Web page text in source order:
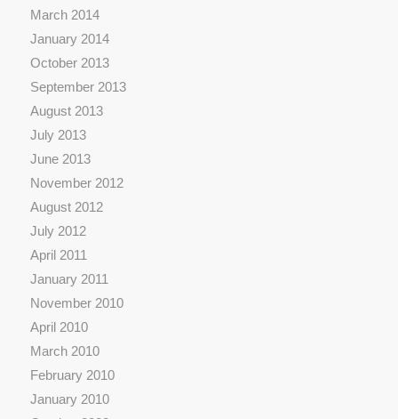
March 2014
January 2014
October 2013
September 2013
August 2013
July 2013
June 2013
November 2012
August 2012
July 2012
April 2011
January 2011
November 2010
April 2010
March 2010
February 2010
January 2010